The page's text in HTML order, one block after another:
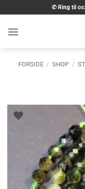
til
indhold
✆ Ring til
FORSIDE / SHOP /